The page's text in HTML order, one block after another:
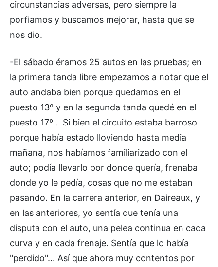
circunstancias adversas, pero siempre la
porfiamos y buscamos mejorar, hasta que se
nos dio.
-El sábado éramos 25 autos en las pruebas; en
la primera tanda libre empezamos a notar que el
auto andaba bien porque quedamos en el
puesto 13º y en la segunda tanda quedé en el
puesto 17º... Si bien el circuito estaba barroso
porque había estado lloviendo hasta media
mañana, nos habíamos familiarizado con el
auto; podía llevarlo por donde quería, frenaba
donde yo le pedía, cosas que no me estaban
pasando. En la carrera anterior, en Daireaux, y
en las anteriores, yo sentía que tenía una
disputa con el auto, una pelea continua en cada
curva y en cada frenaje. Sentía que lo había
"perdido"... Así que ahora muy contentos por